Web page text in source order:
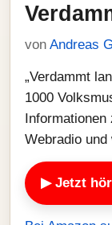
von Andreas
„Verdammt
1000
Webradio und
▶ Jetzt